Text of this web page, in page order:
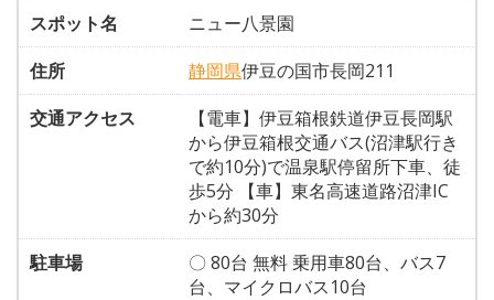
スポット名
ニュー八景園
住所
静岡県伊豆の国市長岡211
交通アクセス
【電車】伊豆箱根鉄道伊豆長岡駅
から伊豆箱根交通バス(沼津駅行き
で約10分)で温泉駅停留所下車、徒
歩5分 【車】東名高速道路沼津IC
から約30分
駐車場
〇 80台 無料 乗用車80台、バス7
台、マイクロバス10台